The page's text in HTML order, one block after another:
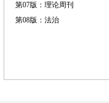
第07版：理论周刊
第08版：法治